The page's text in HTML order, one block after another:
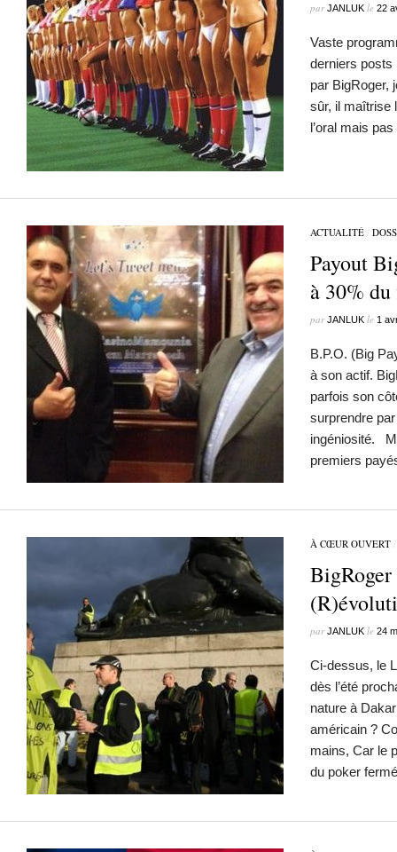
parJANLUK le 22
Vaste
derniers posts
par BigRoger,
sûr, il maîtrise
l’oral mais
ACTUALITÉ /
Payout
à 30%
parJANLUK le 1
B.P.O. (Big
à son actif.
parfois son
surprendre
ingéniosité.
premiers
À CŒUR OUVERT
parJANLUK le 24
Ci-dessus, le
dès l’été
nature à
américain ?
mains, Car le
du poker